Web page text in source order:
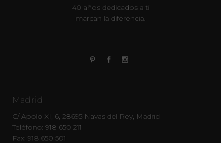
40 años dedicados a ti
marcan la diferencia.
Madrid
C/ Apolo XI, 6, 28695 Navas del Rey, Madrid
Teléfono: 918 650 211
Fax: 918 650 501